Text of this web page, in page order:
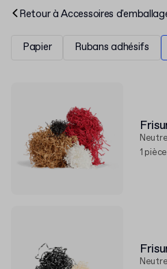
partie de notre sélection d'
d'emballage
Retour à Accessoires
Papier Rubans adhésifs
Neutre
1
Neutre